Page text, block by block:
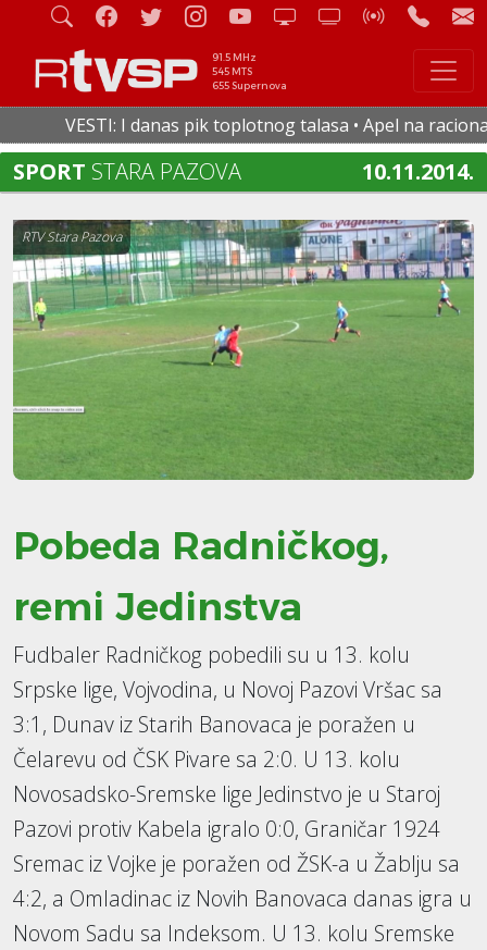
91.5 MHz
545 MTS
655 Supernova
VESTI: I danas pik toplotnog talasa • Apel na
SPORT STARA PAZOVA 10.11.2014.
RTV Stara Pazova
Pobeda Radničkog,
remi Jedinstva
Fudbaler Radničkog pobedili su u 13. kolu
Srpske lige, Vojvodina, u Novoj Pazovi Vršac sa
3:1, Dunav iz Starih Banovaca je poražen u
Čelarevu od ČSK Pivare sa 2:0. U 13. kolu
Novosadsko-Sremske lige Jedinstvo je u Staroj
Pazovi protiv Kabela igralo 0:0, Graničar 1924
Sremac iz Vojke je poražen od ŽSK-a u Žablju sa
4:2, a Omladinac iz Novih Banovaca danas igra u
Novom Sadu sa Indeksom. U 13. kolu Sremske